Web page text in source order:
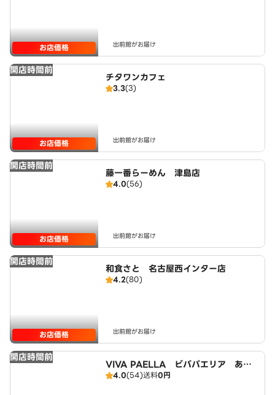
お店価格 出前館がお届け
開店時間前
お店価格
チタワンカフェ
3.3(3)
出前館がお届け
開店時間前
お店価格
藤一番らーめん 津島店
4.0(56)
出前館がお届け
開店時間前
お店価格
和食さと 名古屋西インター店
4.2(80)
出前館がお届け
開店時間前
VIVA PAELLA ビバパエリア あま
大治店
4.0(54)送料0円